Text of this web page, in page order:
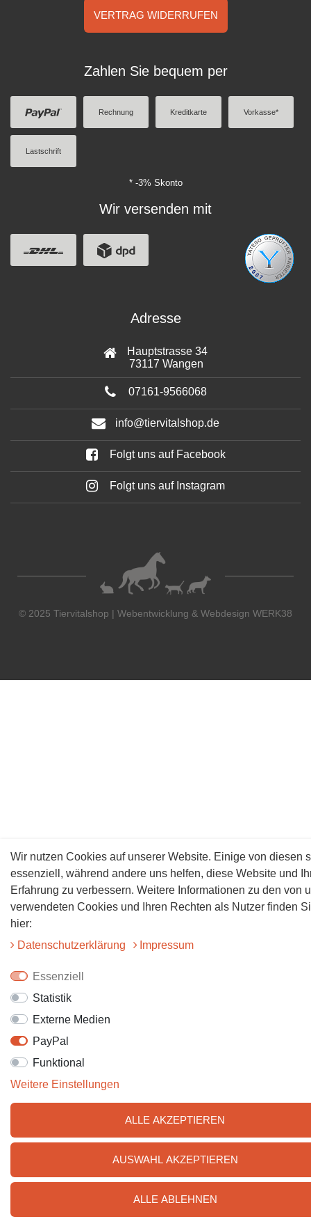
VERTRAG WIDERRUFEN
Zahlen Sie bequem per
Rechnung Kreditkarte Vorkasse*
Lastschrift
* -3% Skonto
Wir versenden mit
Adresse
Hauptstrasse 34
73117 Wangen
07161-9566068
info@tiervitalshop.de
Folgt uns auf Facebook
Folgt uns auf Instagram
© 2025 Tiervitalshop | Webentwicklung & Webdesign WERK38
Wir nutzen Cookies auf unserer Website. Einige von diesen
essenziell, während andere uns helfen, diese Website und
Erfahrung zu verbessern. Weitere Informationen zu den von
verwendeten Cookies und Ihren Rechten als Nutzer finden
hier:
Daten­schutz­erklärung
Impressum
Essenziell
Statistik
Externe Medien
PayPal
Funktional
Weitere Einstellungen
ALLE AKZEPTIEREN
AUSWAHL AKZEPTIEREN
ALLE ABLEHNEN